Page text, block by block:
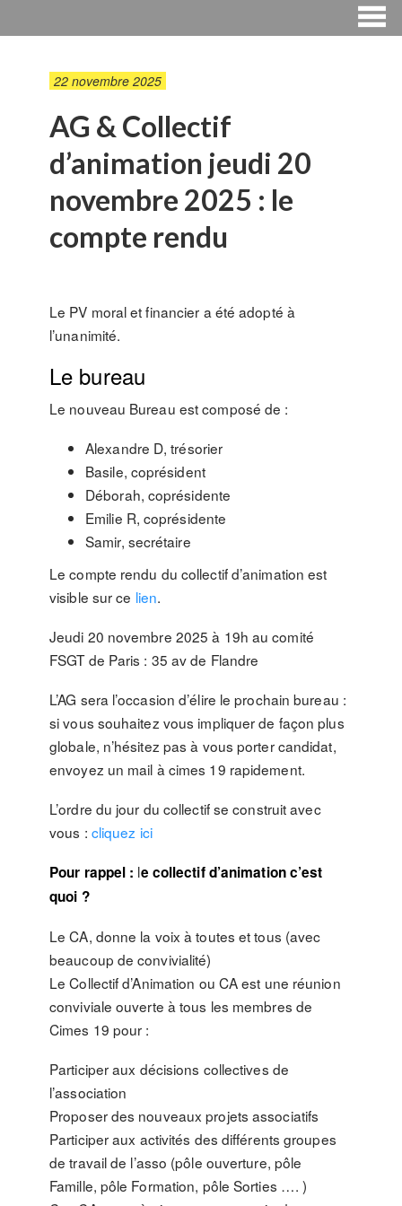
22 novembre 2025
AG & Collectif
d’animation jeudi 20
novembre 2025 : le
compte rendu
Le PV moral et financier a été adopté à
l’unanimité.
Le bureau
Le nouveau Bureau est composé de :
Alexandre D, trésorier
Basile, coprésident
Déborah, coprésidente
Emilie R, coprésidente
Samir, secrétaire
Le compte rendu du collectif d’animation est
visible sur ce lien.
Jeudi 20 novembre 2025 à 19h au comité
FSGT de Paris : 35 av de Flandre
L’AG sera l’occasion d’élire le prochain bureau :
si vous souhaitez vous impliquer de façon plus
globale, n’hésitez pas à vous porter candidat,
envoyez un mail à cimes 19 rapidement.
L’ordre du jour du collectif se construit avec
vous : cliquez ici
Pour rappel : le collectif d’animation c’est
quoi ?
Le CA, donne la voix à toutes et tous (avec
beaucoup de convivialité)
Le Collectif d’Animation ou CA est une réunion
conviviale ouverte à tous les membres de
Cimes 19 pour :
Participer aux décisions collectives de
l’association
Proposer des nouveaux projets associatifs
Participer aux activités des différents groupes
de travail de l’asso (pôle ouverture, pôle
Famille, pôle Formation, pôle Sorties …. )